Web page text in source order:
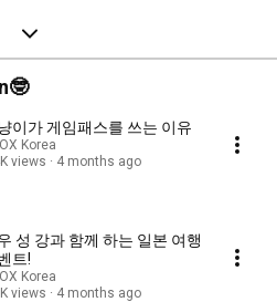
이가 게임패스를 쓰는 이유
Korea
views
4 months ago
성 강과 함께 하는 일본 여행
트!
Korea
views
4 months ago